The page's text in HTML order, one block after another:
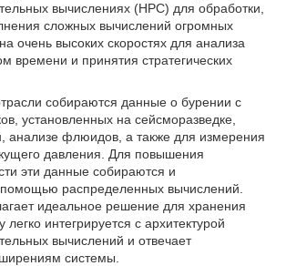
вычислениях (HPC) для обработки,
сложных вычислений огромных
очень высоких скоростях для анализа
времени и принятия стратегических
собираются данные о бурении с
установленных на сейсморазведке,
анализе флюидов, а также для измерения
давления. Для повышения
эти данные собираются и
распределенных вычислений.
идеальное решение для хранения
легко интегрируется с архитектурой
вычислений и отвечает
системы.